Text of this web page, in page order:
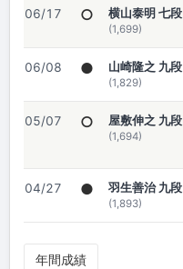
06/17 ○ 横山泰明 七段
(1,699)
06/08 ● 山崎隆之 九段
(1,829)
05/07 ○ 屋敷伸之 九段
(1,694)
04/27 ● 羽生善治 九段
(1,893)
年間成績